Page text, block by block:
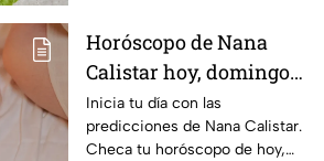
Horóscopo de Nana
Calistar hoy, domingo 9
de agosto: estos signos
tendrán ingresos extra
Inicia tu día con las
predicciones de Nana Calistar.
Checa tu horóscopo de hoy,